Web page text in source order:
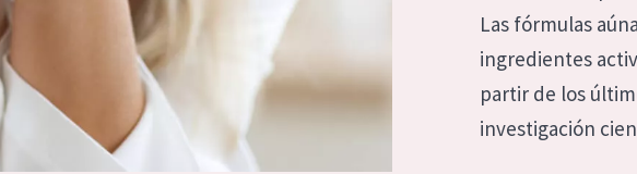
Las fórmulas
ingredientes
partir de los
investigación